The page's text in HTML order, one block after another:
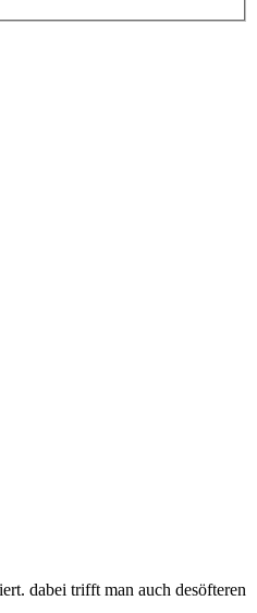
dabei trifft man auch desöfteren